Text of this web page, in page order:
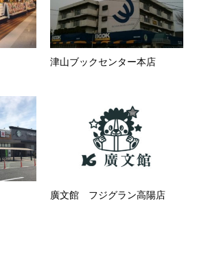
津山ブックセンター本店
廣文館 フジグラン高陽店